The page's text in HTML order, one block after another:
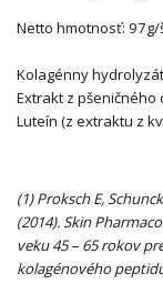
Netto hmotnosť:
Kolagénny
Extrakt z pšeničného
Luteín (z extraktu z
(1) Proksch E,
(2014). Skin
veku 45 – 65 rokov
kolagénového